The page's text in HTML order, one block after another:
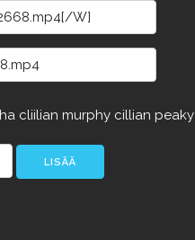
cliilian murphy cillian peaky